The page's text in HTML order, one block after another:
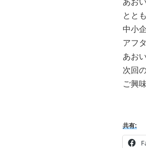
あお
とと
中小
アフ
あお
次回
ご興
共有: